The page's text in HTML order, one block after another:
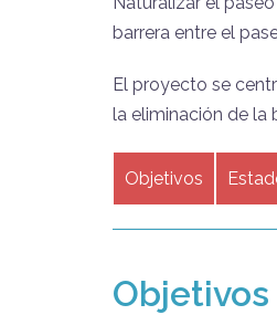
barrera entre el
El proyecto se
la eliminación de la
Objetivos
Objetivos